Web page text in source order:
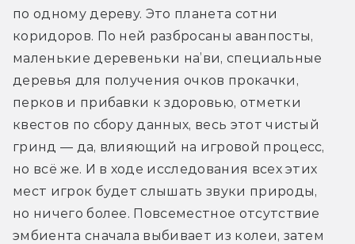
по одному дереву. Это планета сотни
коридоров. По ней разбросаны аванпосты,
маленькие деревеньки на’ви, специальные
деревья для получения очков прокачки,
перков и прибавки к здоровью, отметки
квестов по сбору данных, весь этот чистый
гринд — да, влияющий на игровой процесс,
но всё же. И в ходе исследования всех этих
мест игрок будет слышать звуки природы,
но ничего более. Повсеместное отсутствие
эмбиента сначала выбивает из колеи, затем